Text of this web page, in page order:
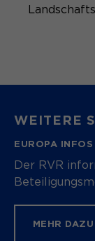
WEITERE
EUROPA INFOS
Der RVR
MEHR DAZU